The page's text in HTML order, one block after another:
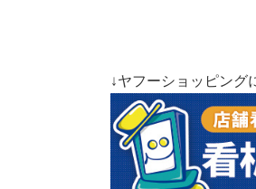
↓ヤフーショッピング